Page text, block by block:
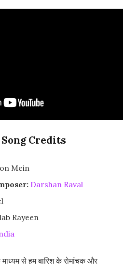
Credits
Mein
Darshan Raval
Rayeen
माध्यम से हम बारिश के रोमांचक और